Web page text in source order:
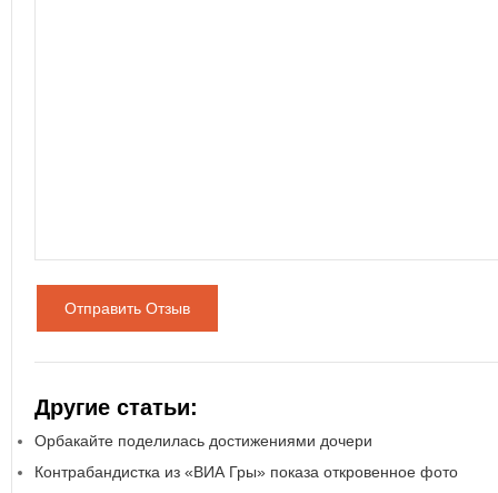
Отправить Отзыв
Другие статьи:
Орбакайте поделилась достижениями дочери
Контрабандистка из «ВИА Гры» показа откровенное фото